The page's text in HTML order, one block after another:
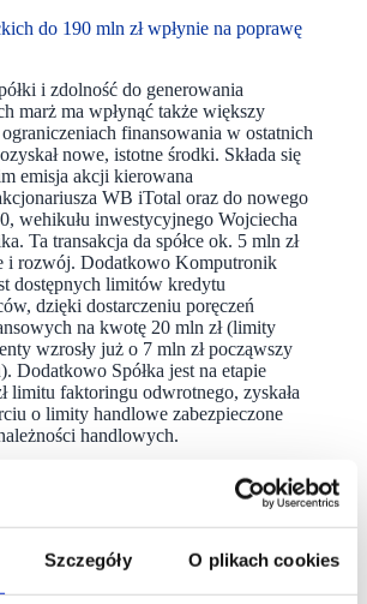
Szczegóły O plikach cookies
do 190 mln zł wpłynie na poprawę
i zdolność do generowania
marż ma wpłynąć także większy
finansowania w ostatnich
nowe, istotne środki. Składa się
emisja akcji kierowana
WB iTotal oraz do nowego
wehikułu inwestycyjnego Wojciecha
Ta transakcja da spółce ok. 5 mln zł
i rozwój. Dodatkowo Komputronik
dostępnych limitów kredytu
dzięki dostarczeniu poręczeń
na kwotę 20 mln zł (limity
wzrosły już o 7 mln zł począwszy
Dodatkowo Spółka jest na etapie
limitu faktoringu odwrotnego, zyskała
o limity handlowe zabezpieczone
handlowych.
akcji razem z uruchomieniem
wykorzystaniem dodatkowych
i ubezpieczeń zwiększą o ok 20%
Wzrost limitów kredytu
finansujących z obecnych
mln zł nastąpi już w trzecim kwartale